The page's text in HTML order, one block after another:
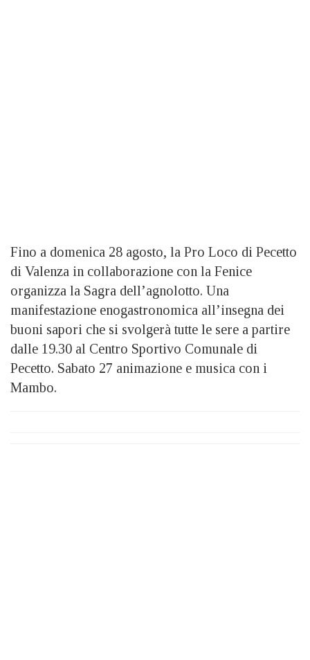
Fino a domenica 28 agosto, la Pro Loco di Pecetto
di Valenza in collaborazione con la Fenice
organizza la Sagra dell’agnolotto. Una
manifestazione enogastronomica all’insegna dei
buoni sapori che si svolgerà tutte le sere a partire
dalle 19.30 al Centro Sportivo Comunale di
Pecetto. Sabato 27 animazione e musica con i
Mambo.